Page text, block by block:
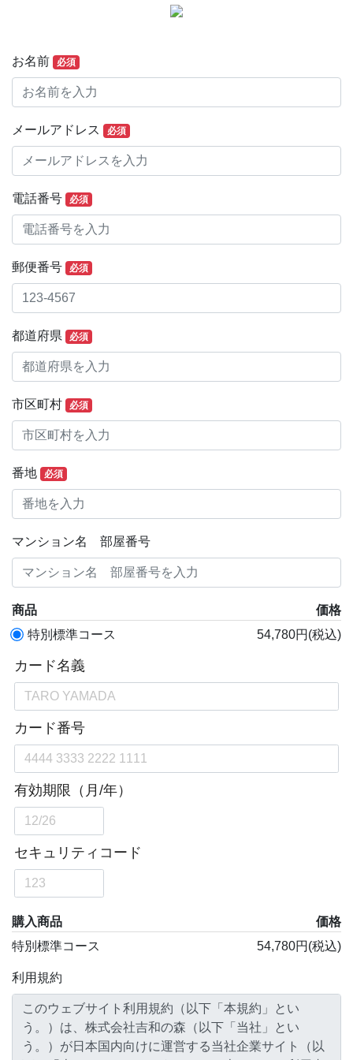
お名前 必須
メールアドレス 必須
電話番号 必須
郵便番号 必須
都道府県 必須
市区町村 必須
番地 必須
マンション名 部屋番号
商品
価格
特別標準コース
54,780円(税込)
購入商品
価格
特別標準コース
54,780円(税込)
利用規約